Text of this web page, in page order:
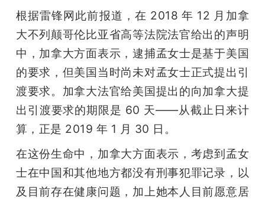
根据雷锋网此前报道，在 2018 年 12 月加拿
大不列颠哥伦比亚省高等法院法官给出的声明
中，加拿大方面表示，逮捕孟女士是基于美国
的要求，但美国当时尚未对孟女士正式提出引
渡要求。加拿大法官给美国提出的向加拿大提
出引渡要求的期限是 60 天——从截止日来计
算，正是 2019 年 1 月 30 日。
在这份生命中，加拿大方面表示，考虑到孟女
士在中国和其他地方都没有刑事犯罪记录，以
及目前存在健康问题，加上她本人目前愿意居